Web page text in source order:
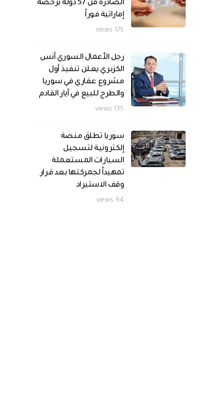
الصادرة من 57 دولة برخصة
إماراتية فوراً
175 views
رجل الأعمال السوري أنس
الكزبري يعلن تنفيذ أول
مشروع عقاري في سوريا
والطرح للبيع في آيار القادم
135 views
سوريا تطلق منصة
إلكترونية لتسجيل
السيارات المستعملة
تمهيداً لجمركتها بعد قرار
وقف الاستيراد
94 views